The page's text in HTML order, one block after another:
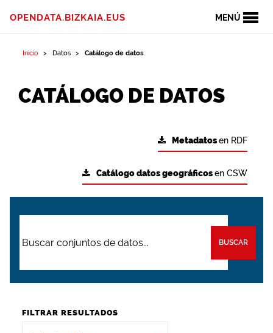
MENÚ
OPENDATA.BIZKAIA.EUS
Inicio Datos Catálogo de datos
CATÁLOGO DE DATOS
Metadatosen RDF
Catálogo datos geográficosen CSW
BUSCAR
FILTRAR RESULTADOS